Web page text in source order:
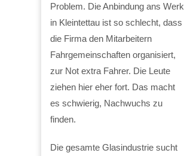
Problem. Die Anbindung ans Werk
in Kleintettau ist so schlecht, dass
die Firma den Mitarbeitern
Fahrgemeinschaften organisiert,
zur Not extra Fahrer. Die Leute
ziehen hier eher fort. Das macht
es schwierig, Nachwuchs zu
finden.
Die gesamte Glasindustrie sucht